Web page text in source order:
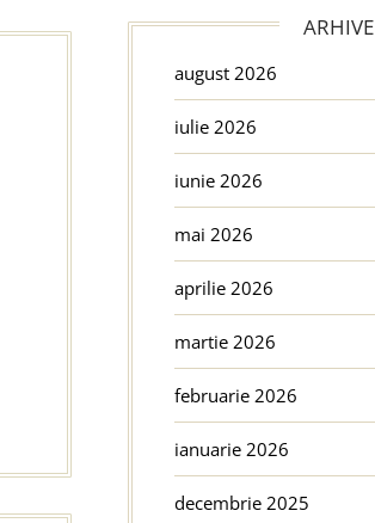
ARHIVE
august 2026
iulie 2026
iunie 2026
mai 2026
aprilie 2026
martie 2026
februarie 2026
ianuarie 2026
decembrie 2025